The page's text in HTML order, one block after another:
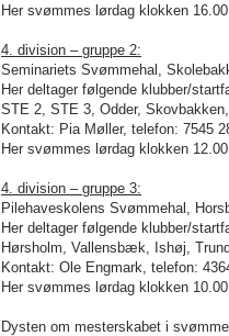
Her svømmes lørdag klokken
4. division – gruppe 2:
Seminariets Svømmehal,
Her deltager følgende klubber/
STE 2, STE 3, Odder,
Kontakt: Pia Møller, telefon: 7545
Her svømmes lørdag klokken
4. division – gruppe 3:
Pilehaveskolens Svømmehal,
Her deltager følgende klubber/
Hørsholm, Vallensbæk, Ishøj,
Kontakt: Ole Engmark, telefon:
Her svømmes lørdag klokken
Dysten om mesterskabet i